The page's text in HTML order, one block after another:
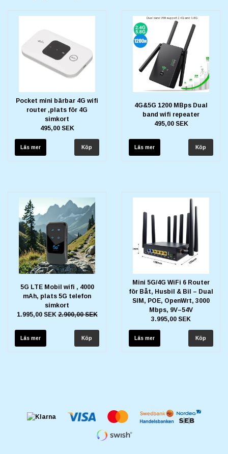
Pocket mini bärbar 4G wifi
router ,plats för 4G
simkort
495,00 SEK
Läs mer
4G&5G 1200 MBps Dual
band wifi repeater
495,00 SEK
Läs mer
5G LTE Mobil wifi , 4000
mAh, plats 5G telefon
simkort
1.995,00 SEK2.900,00 SEK
Läs mer
Mini 5G/4G WiFi 6 Router
för Båt, Husbil & Bil – Dual
SIM, POE, OpenWrt, 3000
Mbps, 9V–54V
3.995,00 SEK
Läs mer